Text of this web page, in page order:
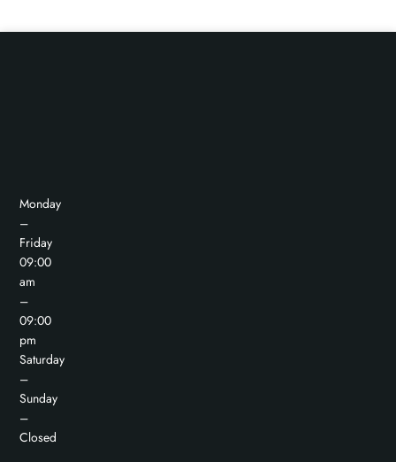
Monday
–
Friday
09:00
am
–
09:00
pm
Saturday
–
Sunday
–
Closed